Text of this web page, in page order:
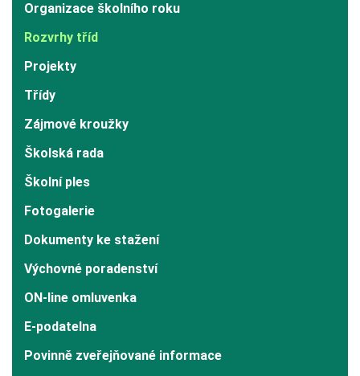
Organizace školního roku
Rozvrhy tříd
Projekty
Třídy
Zájmové kroužky
Školská rada
Školní ples
Fotogalerie
Dokumenty ke stažení
Výchovné poradenství
ON-line omluvenka
E-podatelna
Povinně zveřejňované informace